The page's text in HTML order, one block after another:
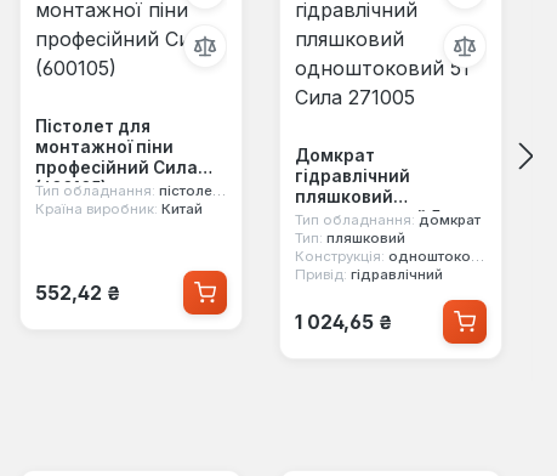
Пістолет для
монтажної піни
професійний Сила
(600105)
Тип обладнання: пістолет для піни
Країна виробник: Китай
Звичайна ціна:
552,42 ₴
Домкрат
гідравлічний
пляшковий
одноштоковий 5т
Сила 271005
Тип обладнання: домкрат
Тип: пляшковий
Конструкція: одноштоковий
Привід: гідравлічний
Звичайна ціна:
1 024,65 ₴